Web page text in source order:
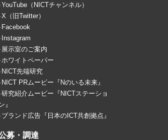
YouTube（NICTチャンネル）
X（旧Twitter）
Facebook
Instagram
展示室のご案内
ホワイトペーパー
NICT先端研究
NICT PRムービー『Nのいる未来』
研究紹介ムービー『NICTステーショ
ン』
ブランド広告『日本のICT共創拠点』
募・調達